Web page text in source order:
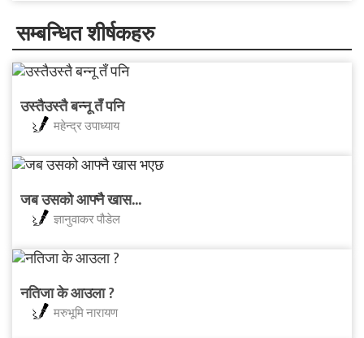
सम्बन्धित शीर्षकहरु
उस्तैउस्तै बन्नू तँ पनि
महेन्द्र उपाध्याय
जब उसको आफ्नै खास...
ज्ञानुवाकर पौडेल
नतिजा के आउला ?
मरुभूमि नारायण